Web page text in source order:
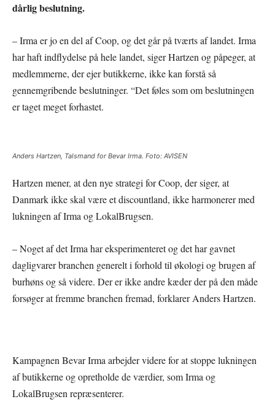
dårlig beslutning.
– Irma er jo en del af Coop, og det går på tværts af landet. Irma
har haft indflydelse på hele landet, siger Hartzen og påpeger, at
medlemmerne, der ejer butikkerne, ikke kan forstå så
gennemgribende beslutninger. “Det føles som om beslutningen
er taget meget forhastet.
Anders Hartzen, Talsmand for Bevar Irma. Foto: AVISEN
Hartzen mener, at den nye strategi for Coop, der siger, at
Danmark ikke skal være et discountland, ikke harmonerer med
lukningen af Irma og LokalBrugsen.
– Noget af det Irma har eksperimenteret og det har gavnet
dagligvarer branchen generelt i forhold til økologi og brugen af
burhøns og så videre. Der er ikke andre kæder der på den måde
forsøger at fremme branchen fremad, forklarer Anders Hartzen.
Kampagnen Bevar Irma arbejder videre for at stoppe lukningen
af butikkerne og opretholde de værdier, som Irma og
LokalBrugsen repræsenterer.